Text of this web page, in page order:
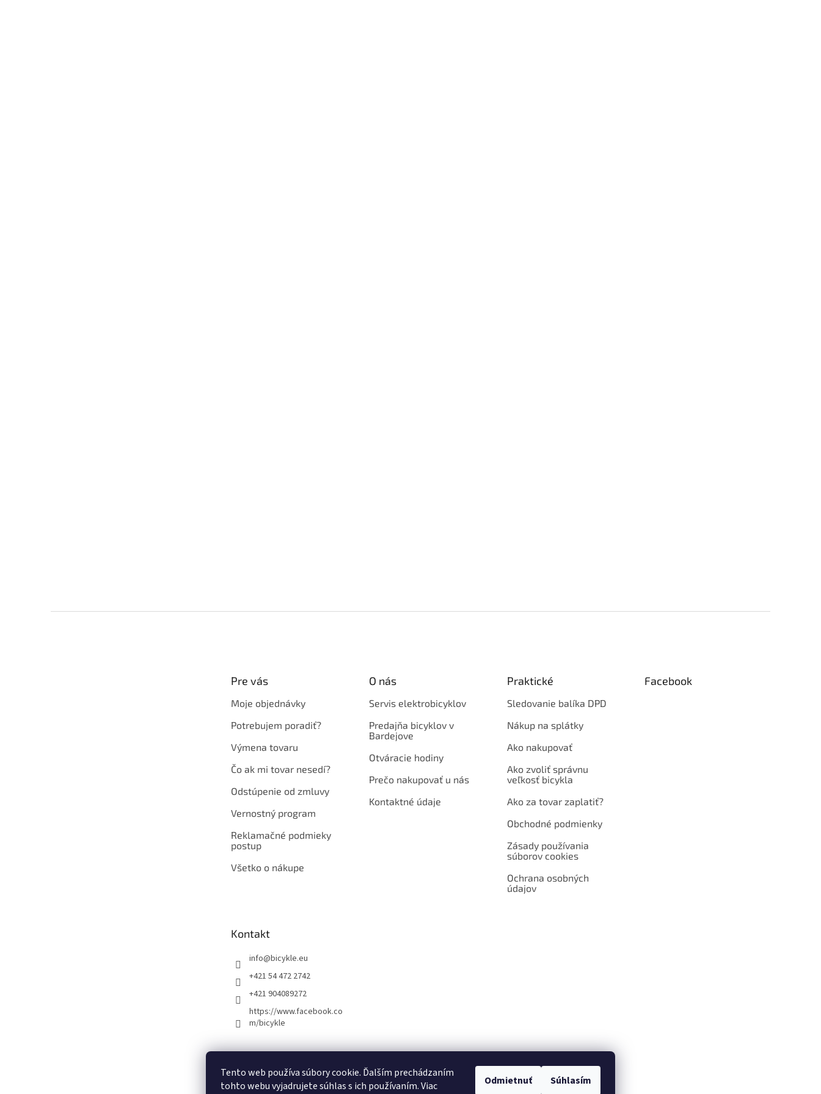
Tento web používa súbory cookie. Ďalším prechádzaním
tohto webu vyjadrujete súhlas s ich používaním. Viac
Odmietnuť Súhlasím
Pre vás
Moje objednávky
Potrebujem poradiť?
Výmena tovaru
Čo ak mi tovar nesedí?
Odstúpenie od zmluvy
Vernostný program
Reklamačné podmieky
postup
Všetko o nákupe
O nás
Servis elektrobicyklov
Predajňa bicyklov v
Bardejove
Otváracie hodiny
Prečo nakupovať u nás
Kontaktné údaje
Praktické
Sledovanie balíka DPD
Nákup na splátky
Ako nakupovať
Ako zvoliť správnu
veľkosť bicykla
Ako za tovar zaplatiť?
Obchodné podmienky
Zásady používania
súborov cookies
Ochrana osobných
údajov
Facebook
Kontakt
info@bicykle.eu
+421 54 472 2742
+421 904089272
https://www.facebook.co
m/bicykle